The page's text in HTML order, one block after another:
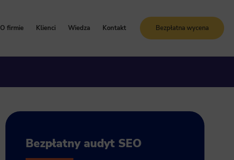
O firmie
Nagrody i certyfikaty
Klienci Wiedza Kontakt Bezpłatna wycena
Bezpłatny audyt SEO